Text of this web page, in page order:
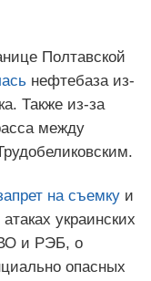
Полтавской
нефтебаза из-
Также из-за
между
на съемку и
украинских
и РЭБ, о
опасных